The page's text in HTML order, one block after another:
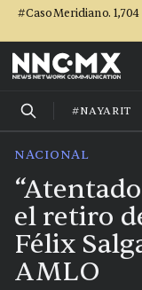
#CasoMeridiano.
#NAYARIT
NACIONAL
el retiro
Félix
AMLO